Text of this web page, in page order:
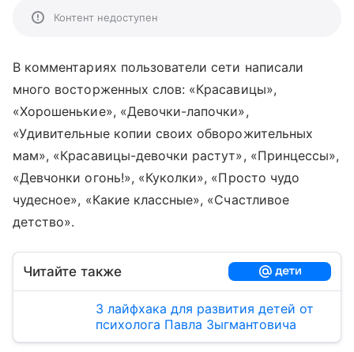
Контент недоступен
В комментариях пользователи сети написали
много восторженных слов: «Красавицы»,
«Хорошенькие», «Девочки-лапочки»,
«Удивительные копии своих обворожительных
мам», «Красавицы-девочки растут», «Принцессы»,
«Девчонки огонь!», «Куколки», «Просто чудо
чудесное», «Какие классные», «Счастливое
детство».
Читайте также
3 лайфхака для развития детей от
психолога Павла Зыгмантовича